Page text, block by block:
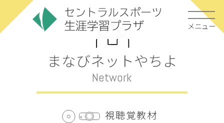
メニュー
まなびネットやちよ
Network
視聴覚教材